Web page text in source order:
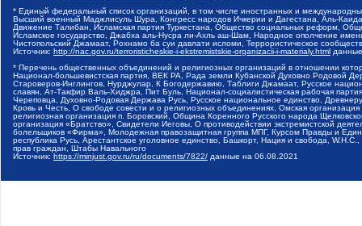
* Единый федеральный список организаций, в том числе иностранных и
Высший военный Маджлисуль Шура, Конгресс народов Ичкерии и Дагестана, Аль-
Движение Талибан, Исламская партия Туркестана, Общество социальных реформ,
Исламское государство, Джабха аль-Нусра ли-Ахль аш-Шам, Народное ополчение
Чистопольский Джамаат, Рохнамо ба суи давлати исломи, Террористическое
Источник: http://nac.gov.ru/terroristicheskie-i-ekstremistskie-organizacii-i-materialy.html
* Перечень общественных объединений и религиозных организаций в отношении
Национал-большевистская партия, ВЕК РА, Рада земли Кубанской Духовно Родовой
Староверов-Инглингов, Нурджулар, К Богодержавию, Таблиги Джамаат, Русское
славян, Ат-Такфир Валь-Хиджра, Пит Буль, Национал-социалистическая рабочая
Череповца, Духовно-Родовая Держава Русь, Русское национальное единство,
Кровь и Честь, О свободе совести и о религиозных объединениях, Омская
религиозная организация п. Боровский, Община Коренного Русского народа
организация «Братство», Свидетели Иеговы, О противодействии экстремистской
болельщиков «Фирма», Молодежная правозащитная группа МПГ, Курсом Правды и
республика Русь, Арестантское уголовное единство, Башкорт, Нация и свобода,
прав граждан, Штабы Навального
Источник: https://minjust.gov.ru/ru/documents/7822/ данные на 06.08.2021